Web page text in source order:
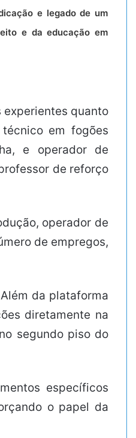
e legado de um
e da educação em
quanto
em fogões
e operador de
de reforço
operador de
de empregos,
da plataforma
diretamente na
segundo piso do
específicos
o papel da